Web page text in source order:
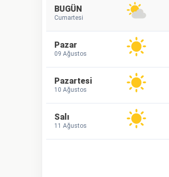
BUGÜN
Cumartesi
Pazar
09 Ağustos
Pazartesi
10 Ağustos
Salı
11 Ağustos